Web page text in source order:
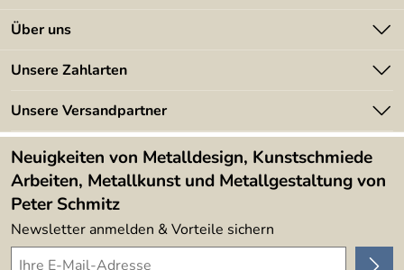
Kontakt
Kundeninformationen
Newsletter
Lieferbedingungen
Über uns
Angebote
Kundenbewertungen (394)
4,9/5
Unsere Zahlarten
Unsere Versandpartner
Neuigkeiten von Metalldesign, Kunstschmiede
Arbeiten, Metallkunst und Metallgestaltung von
Peter Schmitz
Newsletter anmelden & Vorteile sichern